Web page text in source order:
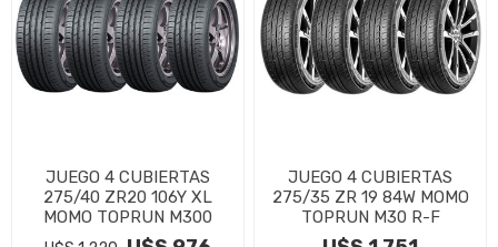
JUEGO 4 CUBIERTAS
275/40 ZR20 106Y XL
MOMO TOPRUN M300
JUEGO 4 CUBIERTAS
275/35 ZR 19 84W MOMO
TOPRUN M30 R-F